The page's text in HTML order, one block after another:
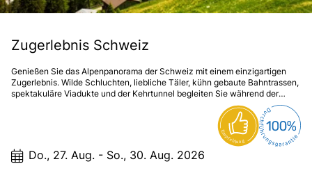
Zugerlebnis Schweiz
Genießen Sie das Alpenpanorama der Schweiz mit einem einzigartigen
Zugerlebnis. Wilde Schluchten, liebliche Täler, kühn gebaute Bahntrassen,
spektakuläre Viadukte und der Kehrtunnel begleiten Sie während der
Zugfahrten in der Regionalbahn auf den Spuren des Bernina- und Glacier-
Do., 27. Aug. - So., 30. Aug. 2026